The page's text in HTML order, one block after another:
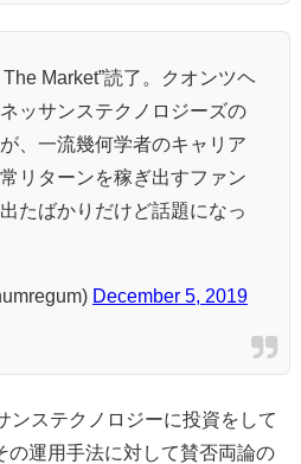
Market”読了。クオンツヘ
ッサンステクノロジーズの
、一流幾何学者のキャリア
リターンを稼ぎ出すファン
たばかりだけど話題になっ
December 5, 2019
ンステクノロジーに投資をして
の運用手法に対して賛否両論の